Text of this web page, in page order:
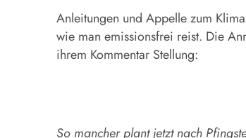
Anleitungen und Appelle zum
wie man emissionsfrei reist. Die
ihrem Kommentar Stellung:
So mancher plant jetzt nach